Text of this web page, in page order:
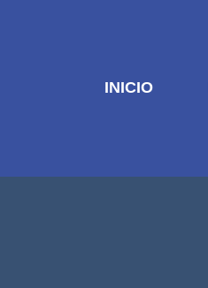
INICIO